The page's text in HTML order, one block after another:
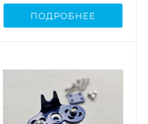
ПОДРОБНЕЕ